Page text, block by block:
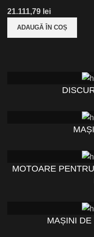
lei
ADAUGĂ ÎN COȘ
MOTOARE
MAȘINI DE